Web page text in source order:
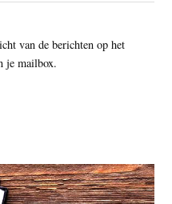
van de berichten op het
je mailbox.